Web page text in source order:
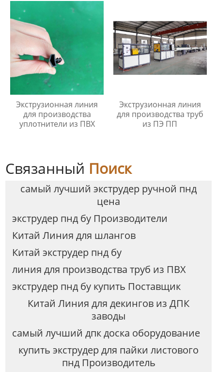
Экструзионная линия
для производства
уплотнители из ПВХ
Экструзионная линия
для производства труб
из ПЭ ПП
Связанный Поиск
самый лучший экструдер ручной пнд
цена
экструдер пнд бу Производители
Китай Линия для шлангов
Китай экструдер пнд бу
линия для производства труб из ПВХ
экструдер пнд бу купить Поставщик
Китай Линия для декингов из ДПК
заводы
самый лучший дпк доска оборудование
купить экструдер для пайки листового
пнд Производитель